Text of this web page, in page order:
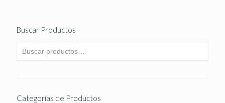
Buscar Productos
Categorías de Productos